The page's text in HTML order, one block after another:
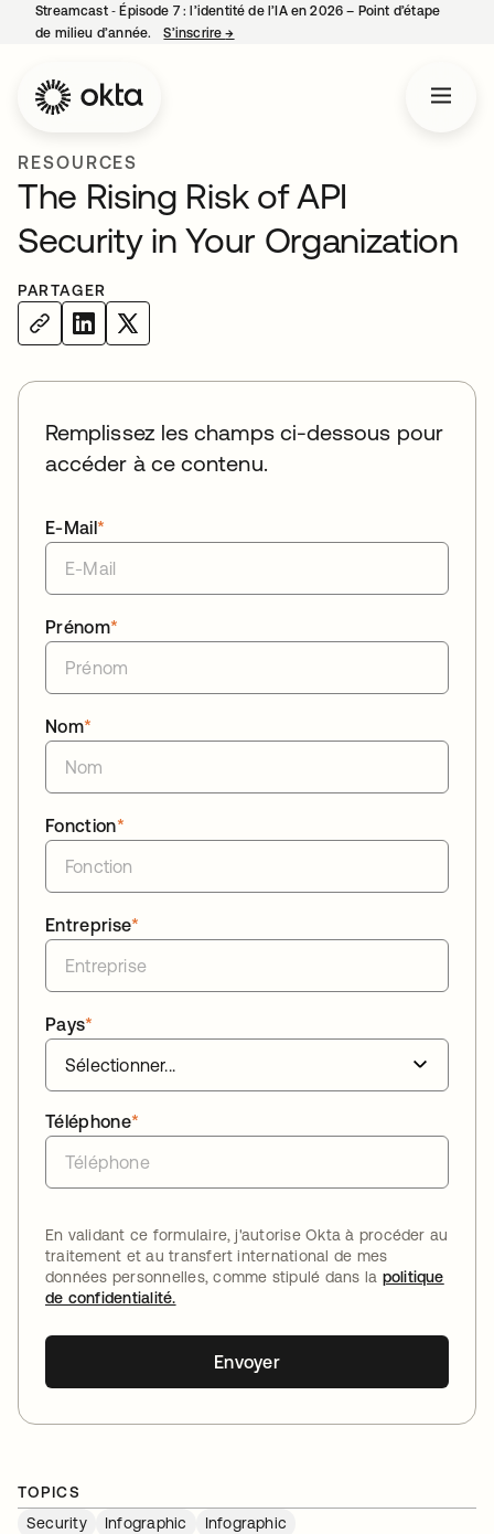
Streamcast ‑ Épisode 7 : l’identité de l’IA en 2026 – Point d’étape
de milieu d’année.
S’inscrire→
RESOURCES
The Rising Risk of API
Security in Your Organization
PARTAGER
Remplissez les champs ci-dessous pour
accéder à ce contenu.
*
E-Mail
*
Prénom
*
Nom
*
Fonction
*
Entreprise
*
Pays
*
Téléphone
En validant ce formulaire, j'autorise Okta à procéder au
traitement et au transfert international de mes
données personnelles, comme stipulé dans la politique
de confidentialité.
Envoyer
TOPICS
Security
Infographic Infographic